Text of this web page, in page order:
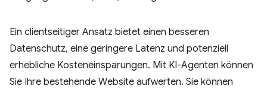
Ein clientseitiger Ansatz bietet einen besseren
Datenschutz, eine geringere Latenz und potenziell
erhebliche Kosteneinsparungen. Mit KI-Agenten können
Sie Ihre bestehende Website aufwerten. Sie können